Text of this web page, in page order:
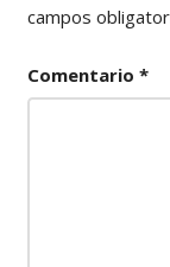
campos
Comentario *